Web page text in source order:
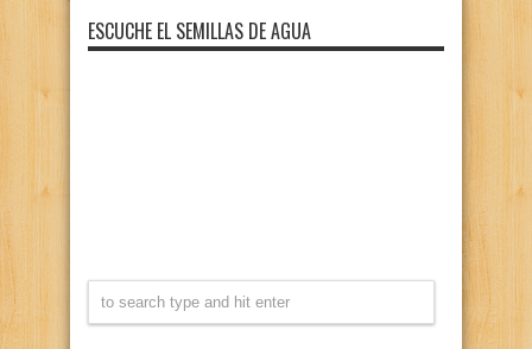
ESCUCHE EL SEMILLAS DE AGUA